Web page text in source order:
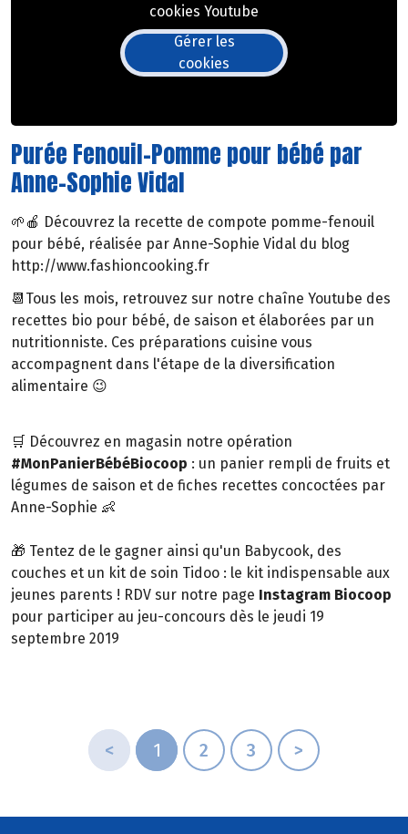
cookies Youtube
Gérer les
cookies
Purée Fenouil-Pomme pour bébé par
Anne-Sophie Vidal
🌱🍎 Découvrez la recette de compote pomme-fenouil
pour bébé, réalisée par Anne-Sophie Vidal du blog
http://www.fashioncooking.fr
📆Tous les mois, retrouvez sur notre chaîne Youtube des
recettes bio pour bébé, de saison et élaborées par un
nutritionniste. Ces préparations cuisine vous
accompagnent dans l'étape de la diversification
alimentaire 😉
🛒 Découvrez en magasin notre opération
#MonPanierBébéBiocoop : un panier rempli de fruits et
légumes de saison et de fiches recettes concoctées par
Anne-Sophie 👶
🎁 Tentez de le gagner ainsi qu'un Babycook, des
couches et un kit de soin Tidoo : le kit indispensable aux
jeunes parents ! RDV sur notre page Instagram Biocoop
pour participer au jeu-concours dès le jeudi 19
septembre 2019
< 1 2 3 >